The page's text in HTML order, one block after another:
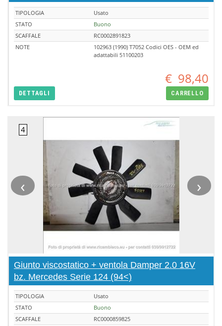
TIPOLOGIA
Usato
STATO
Buono
SCAFFALE
RC0002891823
NOTE
102963 (1990) T7052 Codici OES - OEM ed
adattabili 51100203
€ 98,40
DETTAGLI CARRELLO
‹ ›
Giunto viscostatico + ventola Damper 2.0 16V
bz. Mercedes Serie 124 (94<)
TIPOLOGIA
Usato
STATO
Buono
SCAFFALE
RC0000859825